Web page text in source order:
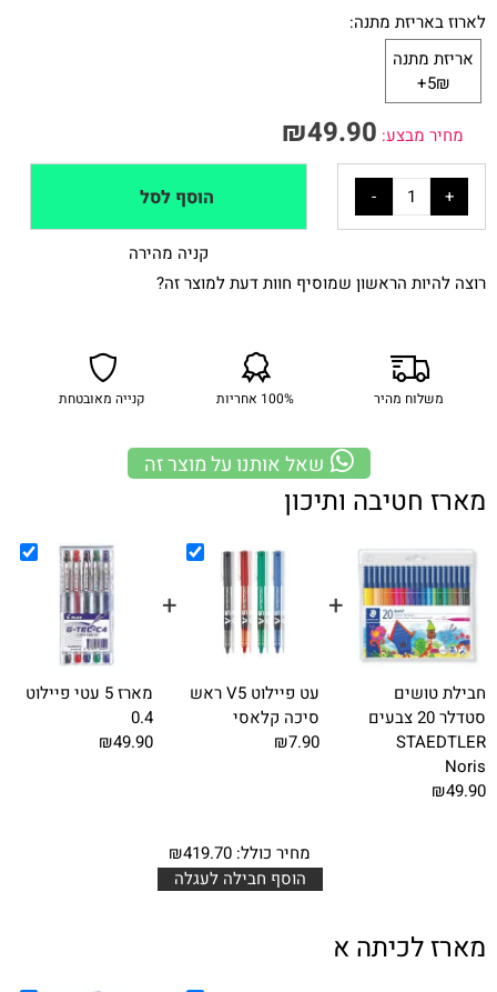
לארוז באריזת מתנה:
אריזת מתנה
5₪+
מחיר מבצע: ₪49.90
הוסף לסל
קניה מהירה
רוצה להיות הראשון שמוסיף חוות דעת למוצר זה?
משלוח מהיר 100% אחריות קנייה מאובטחת
שאל אותנו על מוצר זה
מארז חטיבה ותיכון
חבילת טושים
סטדלר 20 צבעים
STAEDTLER
Noris
₪49.90
+
עט פיילוט V5 ראש
סיכה קלאסי
₪7.90
+
מארז 5 עטי פיילוט
0.4
₪49.90
מחיר כולל: ₪419.70
הוסף חבילה לעגלה
מארז לכיתה א